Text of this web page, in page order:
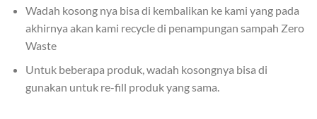
Wadah kosong nya bisa di kembalikan ke kami yang pada
akhirnya akan kami recycle di penampungan sampah Zero
Waste
Untuk beberapa produk, wadah kosongnya bisa di
gunakan untuk re-fill produk yang sama.